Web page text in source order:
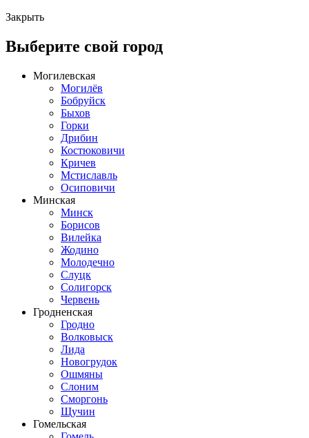
Закрыть
Выберите свой город
Могилевская
Могилёв
Бобруйск
Быхов
Горки
Дрибин
Костюковичи
Кричев
Мстиславль
Осиповичи
Минская
Минск
Борисов
Вилейка
Жодино
Молодечно
Слуцк
Солигорск
Червень
Гродненская
Гродно
Волковыск
Лида
Новогрудок
Ошмяны
Слоним
Сморгонь
Щучин
Гомельская